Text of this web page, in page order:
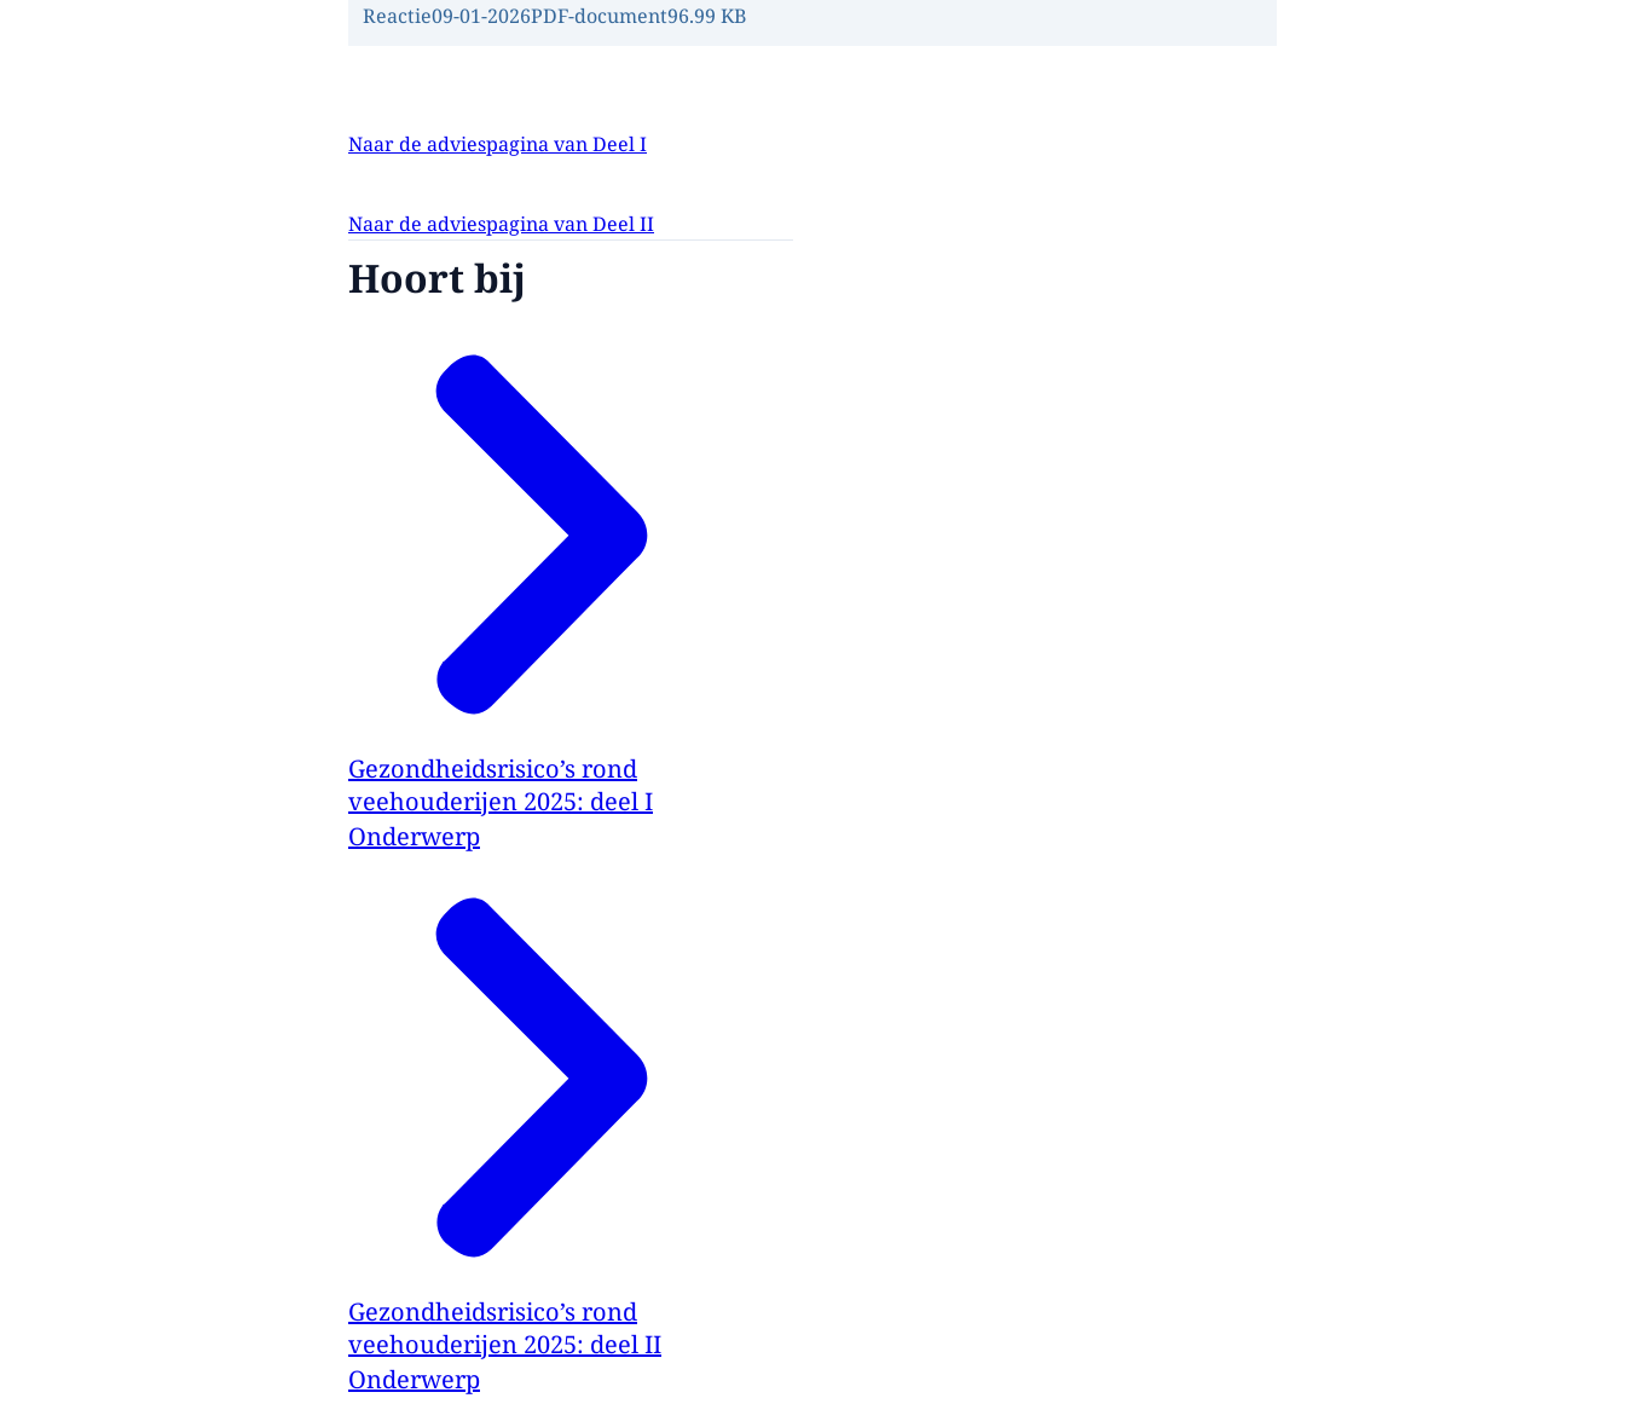
Reactie09-01-2026PDF-document96.99 KB
Naar de adviespagina van Deel I
Naar de adviespagina van Deel II
Hoort bij
Gezondheidsrisico’s rond
veehouderijen 2025: deel I
Onderwerp
Gezondheidsrisico’s rond
veehouderijen 2025: deel II
Onderwerp